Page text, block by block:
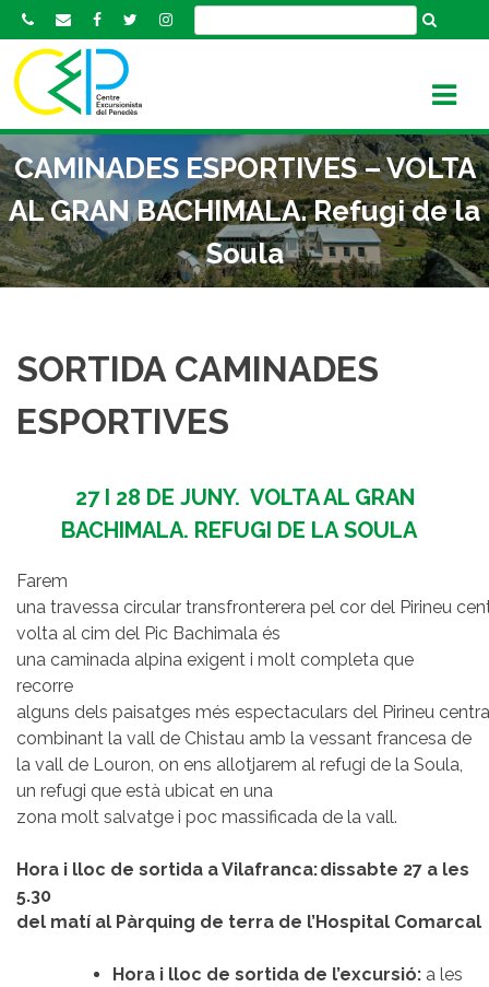
k
o
c
o
n
t
e
CAMINADES ESPORTIVES – VOLTA
AL GRAN BACHIMALA. Refugi de la
Soula
SORTIDA CAMINADES
ESPORTIVES
27 I 28 DE JUNY. VOLTA AL GRAN
BACHIMALA. REFUGI DE LA SOULA
Farem
una travessa circular transfronterera pel cor del Pirineu
volta al cim del Pic Bachimala és
una caminada alpina exigent i molt completa que
recorre
alguns dels paisatges més espectaculars del Pirineu
combinant la vall de Chistau amb la vessant francesa de
la vall de Louron, on ens allotjarem al refugi de la Soula,
un refugi que està ubicat en una
zona molt salvatge i poc massificada de la vall.
Hora i lloc de sortida a Vilafranca: dissabte 27 a les
5.30
del matí al Pàrquing de terra de l’Hospital Comarcal
Hora i lloc de sortida de l’excursió: a les